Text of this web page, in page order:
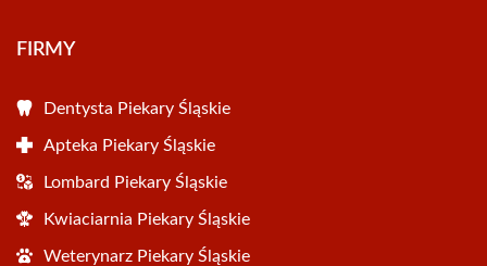
FIRMY
Dentysta Piekary Śląskie
Apteka Piekary Śląskie
Lombard Piekary Śląskie
Kwiaciarnia Piekary Śląskie
Weterynarz Piekary Śląskie